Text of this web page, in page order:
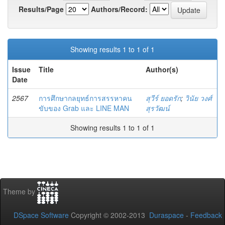
Results/Page
Authors/Record:
Showing results 1 to 1 of 1
Issue
Date
Title Author(s)
2567
การศึกษากลยุทธ์การสรรหาคน
ขับของ Grab และ LINE MAN
สุวีร์ ยอดรัก; วินัย วงศ์
สุรวัฒน์
Showing results 1 to 1 of 1
Theme by
DSpace Software Copyright © 2002-2013 Duraspace - Feedback